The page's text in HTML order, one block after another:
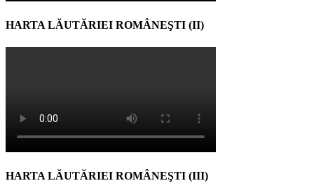
HARTA LĂUTĂRIEI ROMÂNEŞTI (II)
HARTA LĂUTĂRIEI ROMÂNEŞTI (III)